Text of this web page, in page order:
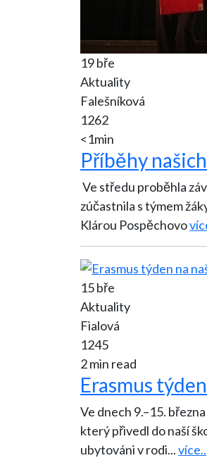
19 bře
Aktuality
Falešníková
1262
<1min
Příběhy
Ve středu proběhla
zúčastnila s týmem
Klárou Pospěchovo
15 bře
Aktuality
Fialová
1245
2 min read
Erasmus
Ve dnech 9.–15.
který přivedl do naší školy osm
ubytováni v rodi...více..